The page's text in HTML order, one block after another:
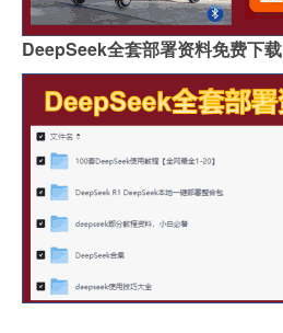
DeepSeek全套部署资料免费下载